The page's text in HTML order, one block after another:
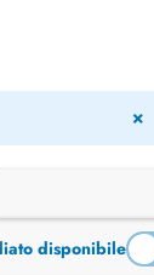
×
disponibile
ON